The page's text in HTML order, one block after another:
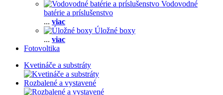
Vodovodné
batérie a príslušenstvo
... viac
Úložné boxy
... viac
Fotovoltika
Kvetináče a substráty
Rozbalené a vystavené